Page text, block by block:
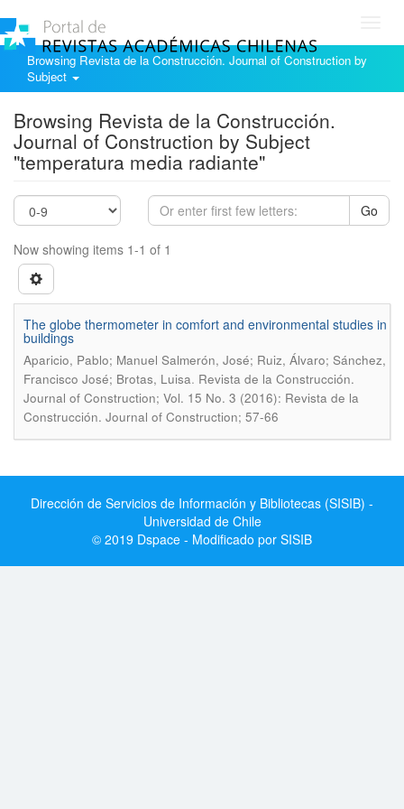
Browsing Revista de la Construcción. Journal of Construction by
Subject
Browsing Revista de la Construcción.
Journal of Construction by Subject
"temperatura media radiante"
Go
Now showing items 1-1 of 1
The globe thermometer in comfort and environmental studies in
buildings
Aparicio, Pablo; Manuel Salmerón, José; Ruiz, Álvaro; Sánchez,
Francisco José; Brotas, Luisa. Revista de la Construcción.
Journal of Construction; Vol. 15 No. 3 (2016): Revista de la
Construcción. Journal of Construction; 57-66
Dirección de Servicios de Información y Bibliotecas (SISIB) -
Universidad de Chile
© 2019 Dspace - Modificado por SISIB